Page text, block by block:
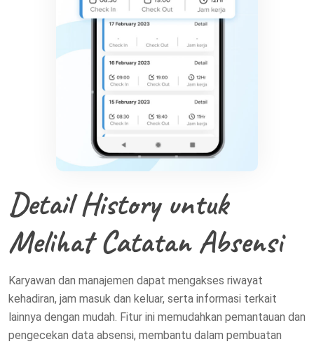
Detail History untuk
Melihat Catatan Absensi
Karyawan dan manajemen dapat mengakses riwayat
kehadiran, jam masuk dan keluar, serta informasi terkait
lainnya dengan mudah. Fitur ini memudahkan pemantauan dan
pengecekan data absensi, membantu dalam pembuatan